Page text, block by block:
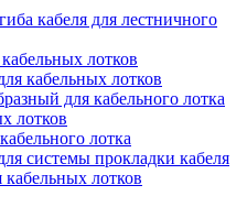
кабеля для лестничного
лотков
кабельных лотков
для кабельного лотка
лотков
лотка
системы прокладки кабеля
лотков